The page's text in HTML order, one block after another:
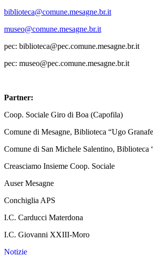
biblioteca@comune.mesagne.br.it
museo@comune.mesagne.br.it
pec: biblioteca@pec.comune.mesagne.br.it
pec: museo@pec.comune.mesagne.br.it
Partner:
Coop. Sociale Giro di Boa (Capofila)
Comune di Mesagne, Biblioteca “Ugo
Comune di San Michele Salentino, Biblioteca
Creasciamo Insieme Coop. Sociale
Auser Mesagne
Conchiglia APS
I.C. Carducci Materdona
I.C. Giovanni XXIII-Moro
Notizie